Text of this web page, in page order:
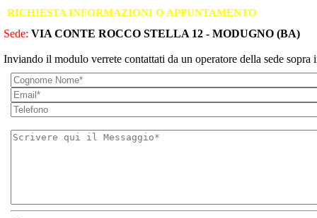
RICHIESTA INFORMAZIONI O APPUNTAMENTO
Sede: VIA CONTE ROCCO STELLA 12 - MODUGNO (BA)
Inviando il modulo verrete contattati da un operatore della sede sopra